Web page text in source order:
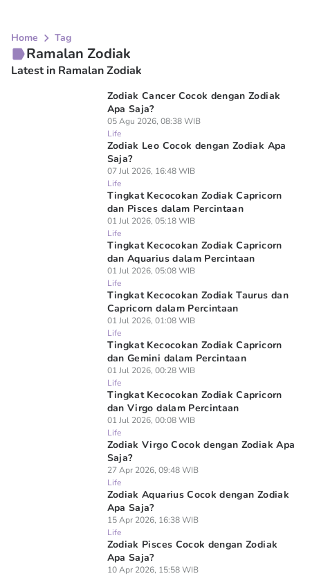
Home Tag
Ramalan Zodiak
Latest in Ramalan Zodiak
Zodiak Cancer Cocok dengan Zodiak
Apa Saja?
05 Agu 2026, 08:38 WIB
Life
Zodiak Leo Cocok dengan Zodiak Apa
Saja?
07 Jul 2026, 16:48 WIB
Life
Tingkat Kecocokan Zodiak Capricorn
dan Pisces dalam Percintaan
01 Jul 2026, 05:18 WIB
Life
Tingkat Kecocokan Zodiak Capricorn
dan Aquarius dalam Percintaan
01 Jul 2026, 05:08 WIB
Life
Tingkat Kecocokan Zodiak Taurus dan
Capricorn dalam Percintaan
01 Jul 2026, 01:08 WIB
Life
Tingkat Kecocokan Zodiak Capricorn
dan Gemini dalam Percintaan
01 Jul 2026, 00:28 WIB
Life
Tingkat Kecocokan Zodiak Capricorn
dan Virgo dalam Percintaan
01 Jul 2026, 00:08 WIB
Life
Zodiak Virgo Cocok dengan Zodiak Apa
Saja?
27 Apr 2026, 09:48 WIB
Life
Zodiak Aquarius Cocok dengan Zodiak
Apa Saja?
15 Apr 2026, 16:38 WIB
Life
Zodiak Pisces Cocok dengan Zodiak
Apa Saja?
10 Apr 2026, 15:58 WIB